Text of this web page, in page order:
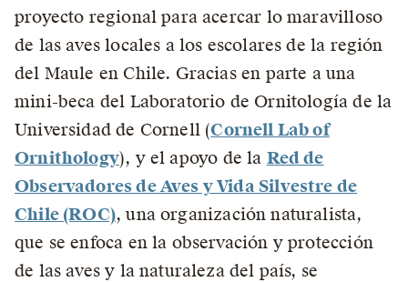
proyecto regional para acercar lo maravilloso
de las aves locales a los escolares de la región
del Maule en Chile. Gracias en parte a una
mini-beca del Laboratorio de Ornitología de la
Universidad de Cornell (Cornell Lab of
Ornithology), y el apoyo de la Red de
Observadores de Aves y Vida Silvestre de
Chile (ROC), una organización naturalista,
que se enfoca en la observación y protección
de las aves y la naturaleza del país, se